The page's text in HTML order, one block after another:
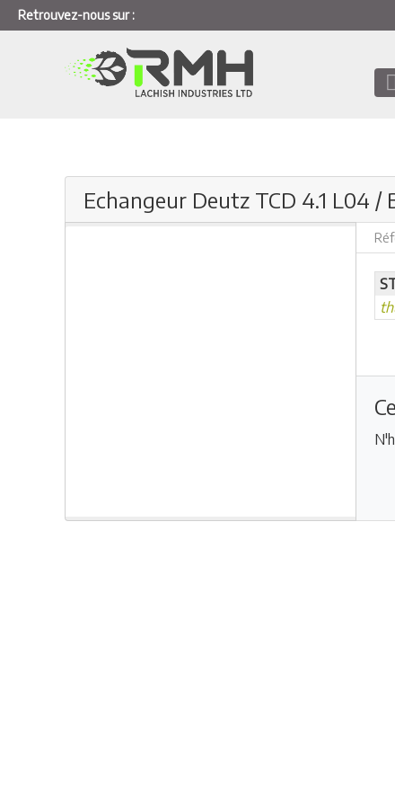
Retrouvez-nous sur :
Echangeur Deutz TCD 4.1 L04 /